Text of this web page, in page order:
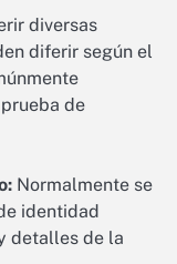
diversas
diferir según el
de
Normalmente se
identidad
detalles de la